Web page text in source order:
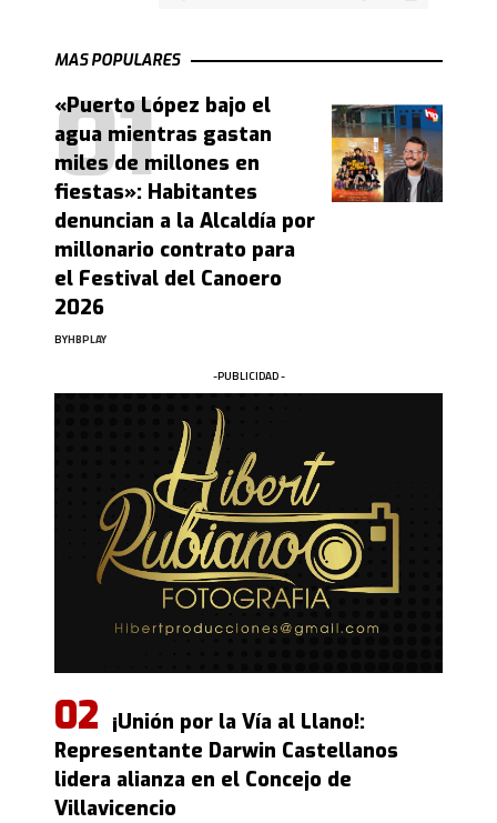
MAS POPULARES
«Puerto López bajo el
agua mientras gastan
miles de millones en
fiestas»: Habitantes
denuncian a la Alcaldía por
millonario contrato para
el Festival del Canoero
2026
BYHBPLAY
-PUBLICIDAD -
¡Unión por la Vía al Llano!:
Representante Darwin Castellanos
lidera alianza en el Concejo de
Villavicencio